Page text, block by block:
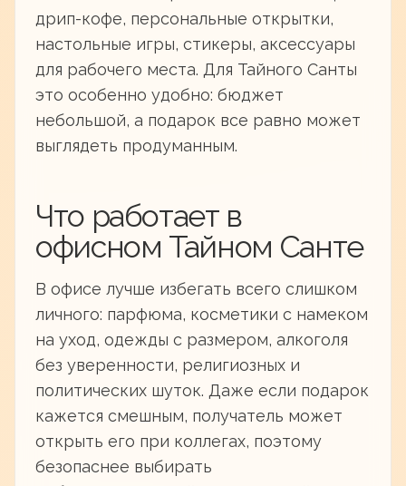
дрип-кофе, персональные открытки,
настольные игры, стикеры, аксессуары
для рабочего места. Для Тайного Санты
это особенно удобно: бюджет
небольшой, а подарок все равно может
выглядеть продуманным.
Что работает в
офисном Тайном Санте
В офисе лучше избегать всего слишком
личного: парфюма, косметики с намеком
на уход, одежды с размером, алкоголя
без уверенности, религиозных и
политических шуток. Даже если подарок
кажется смешным, получатель может
открыть его при коллегах, поэтому
безопаснее выбирать